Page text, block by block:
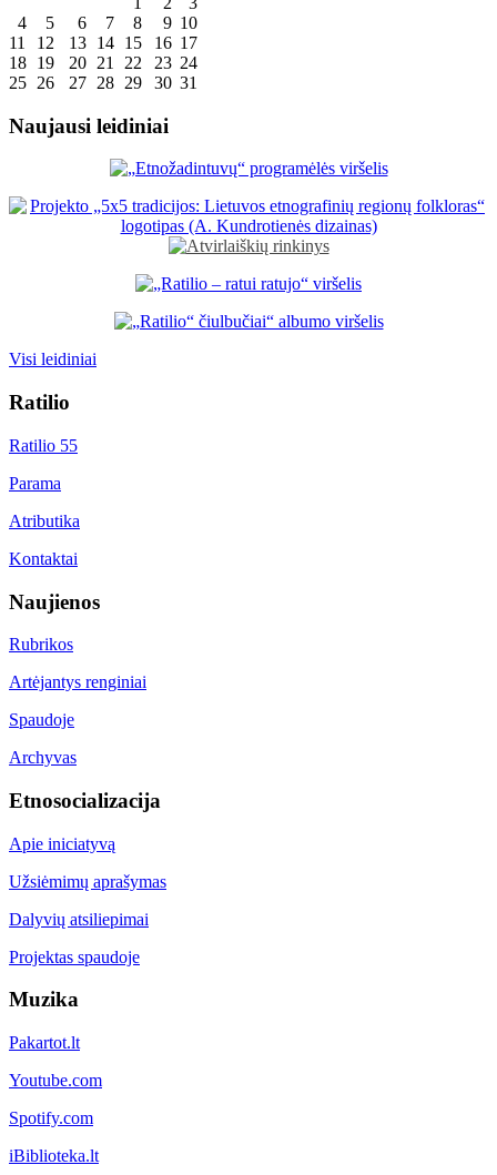
4
5 6 7 8 9 10
11
12 13 14 15 16 17
18 19 20 21 22 23 24
25 26 27 28 29 30 31
Naujausi leidiniai
Visi leidiniai
Ratilio
Ratilio 55
Parama
Atributika
Kontaktai
Naujienos
Rubrikos
Artėjantys renginiai
Spaudoje
Archyvas
Etnosocializacija
Apie iniciatyvą
Užsiėmimų aprašymas
Dalyvių atsiliepimai
Projektas spaudoje
Muzika
Pakartot.lt
Youtube.com
Spotify.com
iBiblioteka.lt